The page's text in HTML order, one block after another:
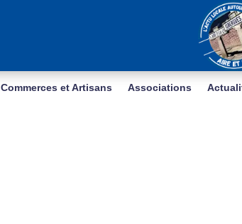
Commerces et Artisans Associations